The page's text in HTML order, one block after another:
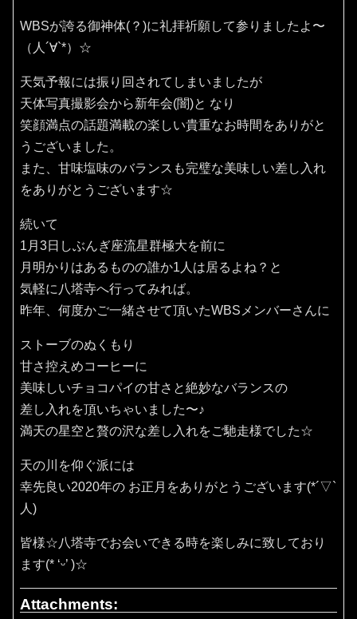
WBSが誇る御神体(？)に礼拝祈願して参りましたよ〜
（人´∀`*）☆
天気予報には振り回されてしまいましたが
天体写真撮影会から新年会(闇)と なり
笑顔満点の話題満載の楽しい貴重なお時間をありがと
うございました。
また、甘味塩味のバランスも完璧な美味しい差し入れ
をありがとうございます☆
続いて
1月3日しぶんぎ座流星群極大を前に
月明かりはあるものの誰か1人は居るよね？と
気軽に八塔寺へ行ってみれば。
昨年、何度かご一緒させて頂いたWBSメンバーさんに
ストーブのぬくもり
甘さ控えめコーヒーに
美味しいチョコパイの甘さと絶妙なバランスの
差し入れを頂いちゃいました〜♪
満天の星空と贅の沢な差し入れをご馳走様でした☆
天の川を仰ぐ派には
幸先良い2020年の お正月をありがとうございます(*´▽`
人)
皆様☆八塔寺でお会いできる時を楽しみに致しており
ます(* ‘ᵕ’ )☆
Attachments: